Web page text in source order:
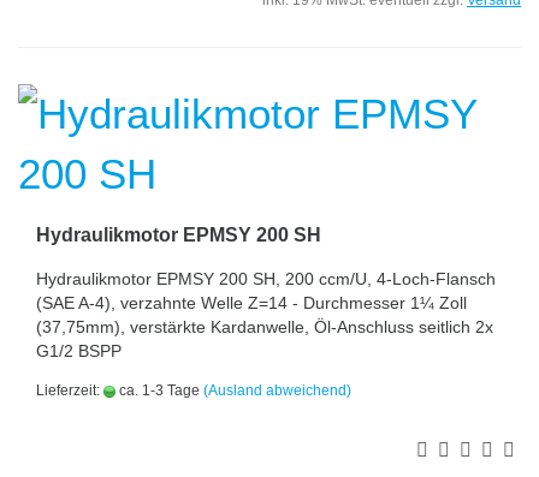
Hydraulikmotor EPMSY 200 SH
Hydraulikmotor EPMSY 200 SH, 200 ccm/U, 4-Loch-Flansch
(SAE A-4), verzahnte Welle Z=14 - Durchmesser 1¼ Zoll
(37,75mm), verstärkte Kardanwelle, Öl-Anschluss seitlich 2x
G1/2 BSPP
Lieferzeit: ca. 1-3 Tage (Ausland abweichend)